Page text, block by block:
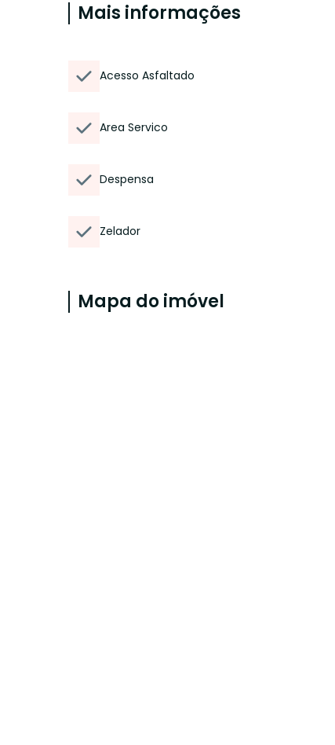
Mais informações
Acesso Asfaltado
Area Servico
Despensa
Zelador
Mapa do imóvel